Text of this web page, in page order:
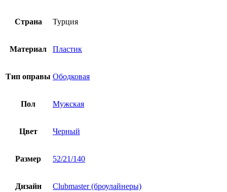
Страна Турция
Материал Пластик
Тип оправы Ободковая
Пол Мужская
Цвет Черный
Размер 52/21/140
Дизайн Clubmaster (броулайнеры)